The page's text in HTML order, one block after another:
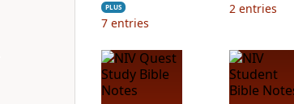
PLUS
7 entries
2 entries